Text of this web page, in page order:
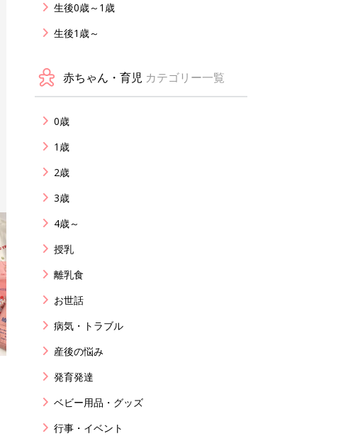
生後0歳～1歳
生後1歳～
赤ちゃん・育児 カテゴリー一覧
0歳
1歳
2歳
3歳
4歳～
授乳
離乳食
お世話
病気・トラブル
産後の悩み
発育発達
ベビー用品・グッズ
行事・イベント